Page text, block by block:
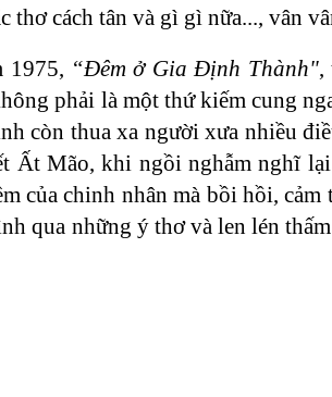
cách tân và gì gì nữa..., vân
1975, “Đêm ở Gia Định Thành",
phải là một thứ kiếm cung
còn thua xa người xưa nhiều
Ất Mão, khi ngồi nghẫm nghĩ
của chinh nhân mà bồi hồi,
qua những ý thơ và len lén